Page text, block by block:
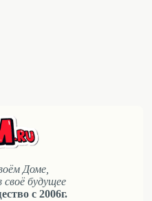
Доме,
будущее
с 2006г.